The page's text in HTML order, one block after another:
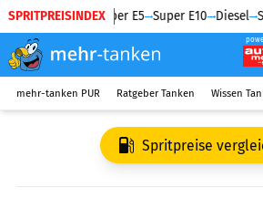
SPRITPREISINDEX
Diesel Super E5 Super E10 Diesel
mehr-tanken PUR Ratgeber Tanken Wissen
Spritpreise